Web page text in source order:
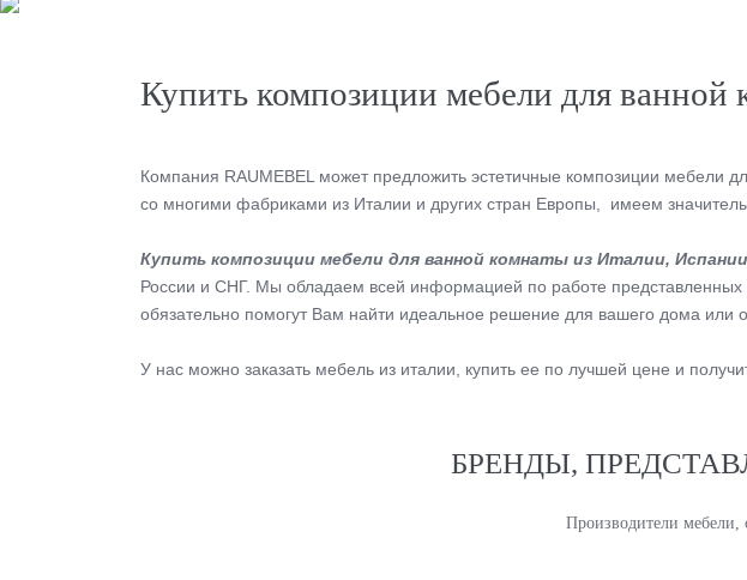
Купить композиции мебели для ванной
Компания RAUMEBEL может предложить эстетичные композиции мебели
со многими фабриками из Италии и других стран Европы, имеем
Купить композиции мебели для ванной комнаты из Италии,
России и СНГ. Мы обладаем всей информацией по работе представленных
обязательно помогут Вам найти идеальное решение для вашего дома или
У нас можно заказать мебель из италии, купить ее по лучшей цене и
БРЕНДЫ,
Производители мебели,